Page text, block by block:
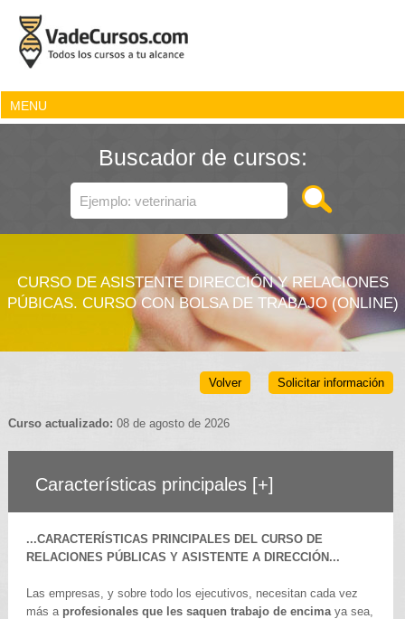
MENU
Buscador de cursos:
CURSO DE ASISTENTE DIRECCIÓN Y RELACIONES
PÚBICAS. CURSO CON BOLSA DE TRABAJO (ONLINE)
Solicitar información
Volver
Curso actualizado: 08 de agosto de 2026
Características principales [+]
...CARACTERÍSTICAS PRINCIPALES DEL CURSO DE
RELACIONES PÚBLICAS Y ASISTENTE A DIRECCIÓN...
Las empresas, y sobre todo los ejecutivos, necesitan cada vez
más a profesionales que les saquen trabajo de encimaya sea,